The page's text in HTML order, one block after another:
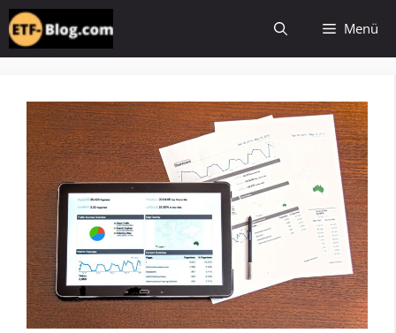
Zum
Inhalt
springen
Menü